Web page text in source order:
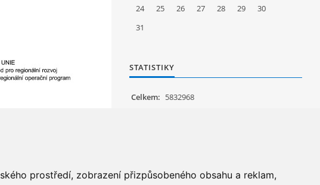
prostředí, zobrazení přizpůsobeného obsahu a reklam,
24
25 26 27 28 29
30
31
STATISTIKY
Celkem: 5832968